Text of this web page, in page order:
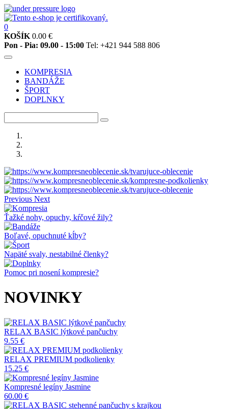
0
KOŠÍK 0.00 €
Pon - Pia: 09.00 - 15:00 Tel: +421 944 588 806
KOMPRESIA
BANDÁŽE
ŠPORT
DOPLNKY
Previous Next
Ťažké nohy, opuchy, kŕčové žily?
Boľavé, opuchnuté kĺby?
Napäté svaly, nestabilné členky?
Pomoc pri nosení kompresie?
NOVINKY
RELAX BASIC lýtkové pančuchy
9.55 €
RELAX PREMIUM podkolienky
15.25 €
Kompresné legíny Jasmine
60.00 €